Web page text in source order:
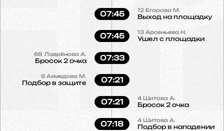
12 Егорова М.
Выход на площадку
07:45
13 Арсеньева Н.
Ушел с площадки
07:45
68 Лаврёнова А.
Бросок 2 очка 07:33
6 Ахмедова М.
Подбор в защите 07:21
4 Шитова А.
Бросок 2 очка
07:21
4Шитова А.
Подбор в нападении
07:18